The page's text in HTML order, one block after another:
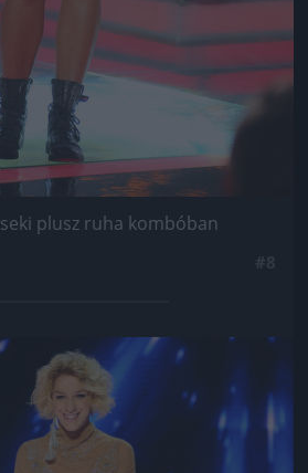
plusz ruha kombóban
Jön még kép!